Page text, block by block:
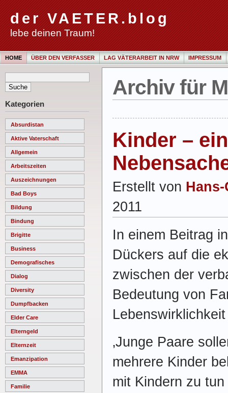
der VAETER.blog
lebe deinen Traum!
HOME ÜBER DEN VERFASSER LAG VÄTERARBEIT IN NRW IMPRESSUM
Kategorien
Absurdistan
Aktive Vaterschaft
Allgemein
Arbeitszeiten
Auszeichnungen
Bad Boys
Bildung
Bindung
Brigitte
Business
Demografisches
Dialog
Diversity
Dumpfbacken
Elder Care
Elterngeld
Elternzeit
Emanzipation
EMMA
Familie
Archiv für
Kinder –
Erstellt von
2011
In einem Beitrag
Dückers auf die
zwischen der
Bedeutung von
‚Junge Paare
mehrere Kinder
mit Kindern zu